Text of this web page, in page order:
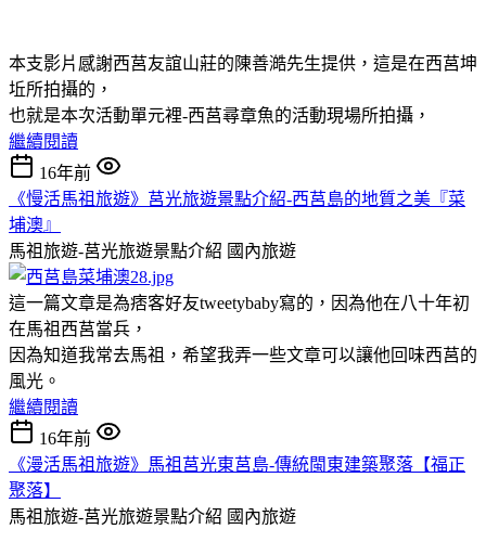
本支影片感謝西莒友誼山莊的陳善澔先生提供，這是在西莒坤
坵所拍攝的，
也就是本次活動單元裡-西莒尋章魚的活動現場所拍攝，
繼續閱讀
16年前
《慢活馬祖旅遊》莒光旅遊景點介紹-西莒島的地質之美『菜
埔澳』
馬祖旅遊-莒光旅遊景點介紹 國內旅遊
這一篇文章是為痞客好友tweetybaby寫的，因為他在八十年初
在馬祖西莒當兵，
因為知道我常去馬祖，希望我弄一些文章可以讓他回味西莒的
風光。
繼續閱讀
16年前
《漫活馬祖旅遊》馬祖莒光東莒島-傳統閩東建築聚落【福正
聚落】
馬祖旅遊-莒光旅遊景點介紹 國內旅遊